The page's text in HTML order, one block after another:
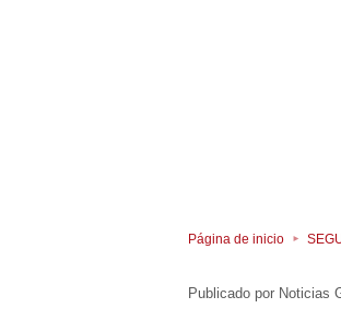
Página de inicio
Noticias